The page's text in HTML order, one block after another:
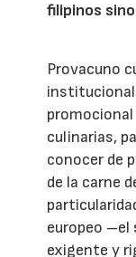
filipinos
Provacuno
institucional
culinarias,
conocer de
de la carne
europeo –el
exigente y